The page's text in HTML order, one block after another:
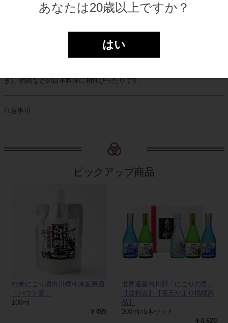
あなたは20歳以上ですか？
はい
存をお願いします。 開封後は冷蔵庫にて保存下
さい。
10℃前後に冷やしてお召し上がりください。 オンザロックや炭酸割りもお
き)、焼肉などの日本料理に相性ぴったりです。
注意事項
ピックアップ商品
純米にごり酒白川郷冷凍生原酒
「パウチ酒」
100ml
￥495
世界遺産白川郷「にごりの宴」
【送料込】【蔵元だより掲載商
品】
300ml×5本セット
￥4,620